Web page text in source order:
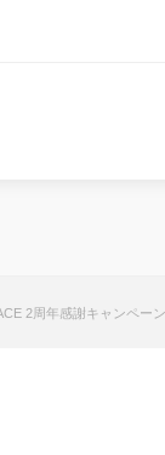
2周年感謝キャンペーン